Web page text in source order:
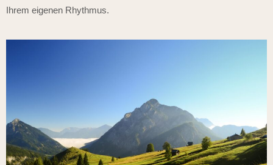
Ihrem eigenen Rhythmus.